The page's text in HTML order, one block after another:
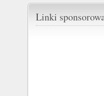
Linki